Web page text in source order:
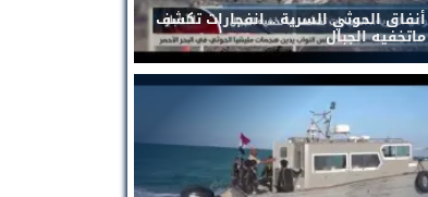
أنفاق الحوثي السرية .. انفجارات تكشف
ماتخفيه الجبال